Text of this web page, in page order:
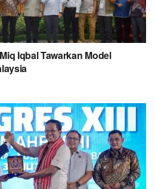
Iqbal Tawarkan Model